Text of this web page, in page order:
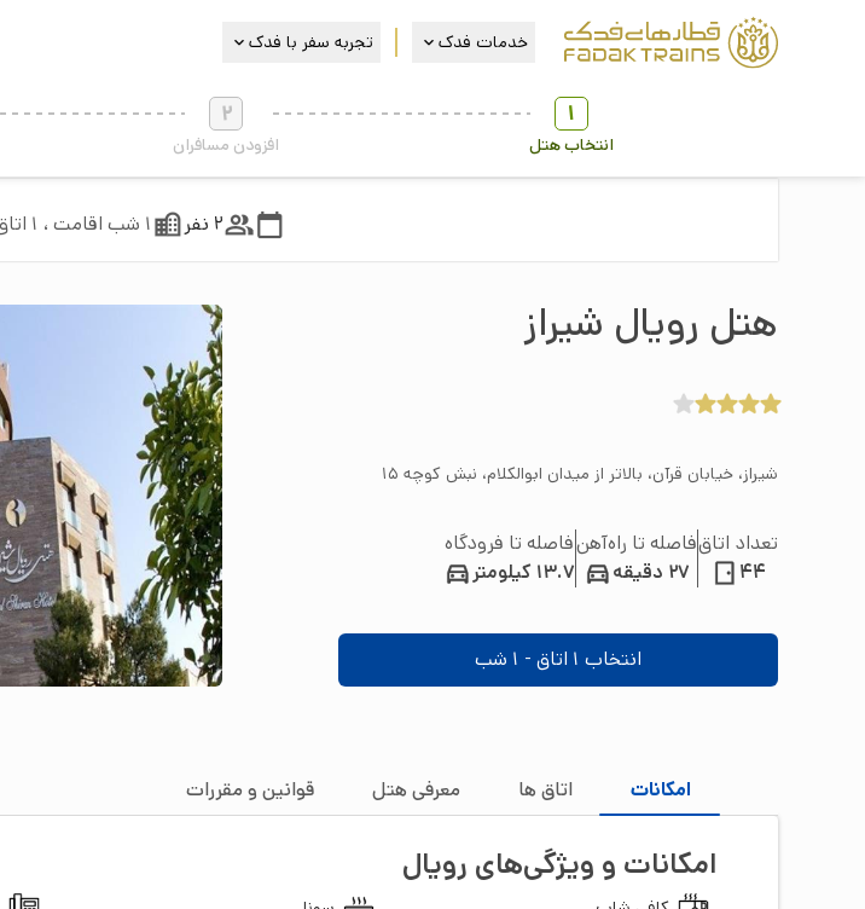
خدمات فدک تجربه سفر با فدک
1
انتخاب هتل
2
افزودن مسافران
2 نفر 1 شب اقامت ، 1 اتاق
هتل رویال شيراز
شیراز، خیابان قرآن، بالاتر از میدان ابوالکلام، نبش کوچه ۱۵
تعداد اتاق
44
فاصله تا راه‌آهن
27 دقیقه
فاصله تا فرودگاه
13.7 کیلومتر
انتخاب 1 اتاق - 1 شب
امکانات اتاق‌ ها معرفی هتل قوانین و مقررات
امکانات و ویژگی‌های رویال